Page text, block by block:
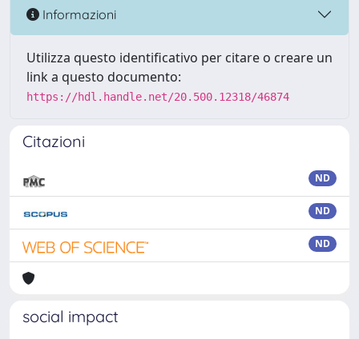
Informazioni
Utilizza questo identificativo per citare o creare un
link a questo documento:
https://hdl.handle.net/20.500.12318/46874
Citazioni
ND
ND
ND
social impact